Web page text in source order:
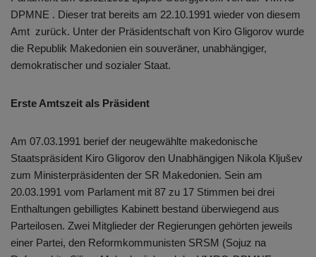
DPMNE . Dieser trat bereits am 22.10.1991 wieder von diesem
Amt zurück. Unter der Präsidentschaft von Kiro Gligorov wurde
die Republik Makedonien ein souveräner, unabhängiger,
demokratischer und sozialer Staat.
Erste Amtszeit als Präsident
Am 07.03.1991 berief der neugewählte makedonische
Staatspräsident Kiro Gligorov den Unabhängigen Nikola Kljušev
zum Ministerpräsidenten der SR Makedonien. Sein am
20.03.1991 vom Parlament mit 87 zu 17 Stimmen bei drei
Enthaltungen gebilligtes Kabinett bestand überwiegend aus
Parteilosen. Zwei Mitglieder der Regierungen gehörten jeweils
einer Partei, den Reformkommunisten SRSM (Sojuz na